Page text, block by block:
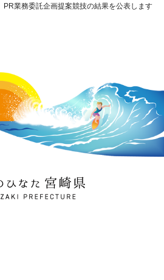
業務委託企画提案競技の結果を公表します
なた 宮崎県
PREFECTURE